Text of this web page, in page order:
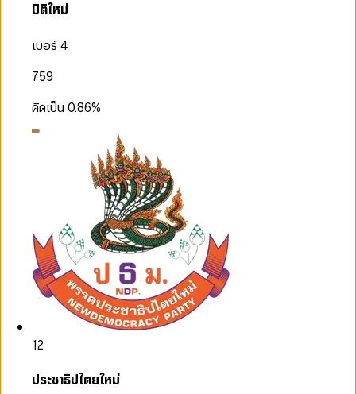
มิติใหม่
เบอร์ 4
759
คิดเป็น0.86%
12
ประชาธิปไตยใหม่